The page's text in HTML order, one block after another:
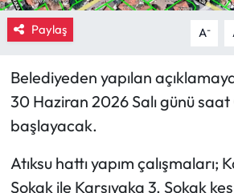
Paylaş A-
Belediyeden yapılan
30 Haziran 2026 Salı günü
başlayacak.
Atıksu hattı yapım çalışmaları;
Sokak ile Karşıyaka 3. Sokak
Kargı Haberleri
Kimdir?
Kültür Sanat
Laçin Haberleri